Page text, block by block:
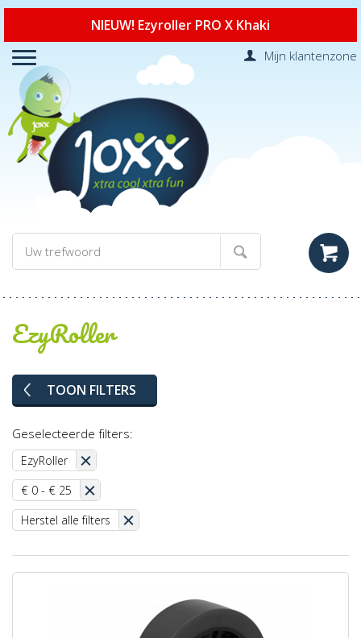
NIEUW! Ezyroller PRO X Khaki
Mijn klantenzone
EzyRoller
TOON FILTERS
Geselecteerde filters:
EzyRoller
€ 0 - € 25
Herstel alle filters